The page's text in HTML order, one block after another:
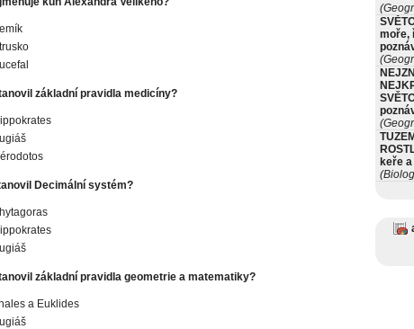
základní pravidla medicíny?
Decimální systém?
základní pravidla geometrie a matematiky?
a Euklides
moře,
keře